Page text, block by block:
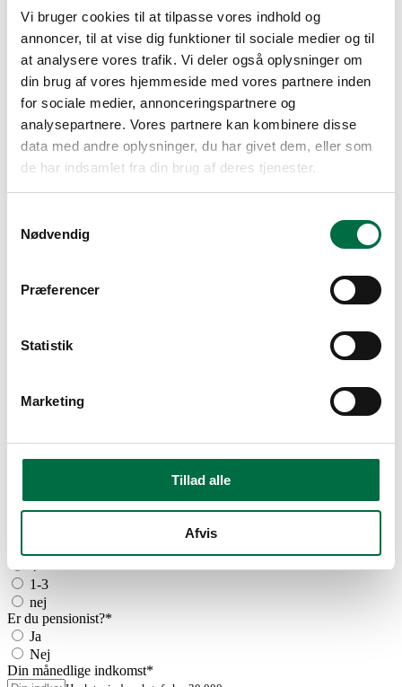
Vi bruger cookies til at tilpasse vores indhold og
annoncer, til at vise dig funktioner til sociale medier og til
at analysere vores trafik. Vi deler også oplysninger om
din brug af vores hjemmeside med vores partnere inden
for sociale medier, annonceringspartnere og
analysepartnere. Vores partnere kan kombinere disse
data med andre oplysninger, du har givet dem, eller som
de har indsamlet fra din brug af deres tjenester.
Nødvendig
Præferencer
Statistik
Marketing
Tillad alle
Afvis
Ja, med tilladelse
Delevenlig
Nej
Ja, kan tilkøbes
Vaskemuligheder
Findes i lejemålet
Nej
Dørtelefon
Nej
Boligstøtte udregner
2 voksne
4+
1-3
nej
Er du pensionist?*
Ja
Nej
Din månedlige indkomst*